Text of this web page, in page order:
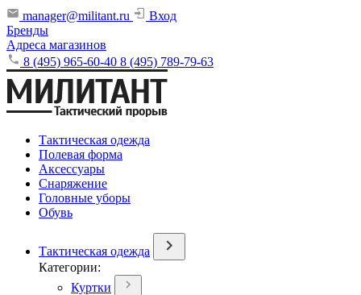
manager@militant.ru
Вход
Бренды
Адреса магазинов
8 (495) 965-60-40 8 (495) 789-79-63
Тактическая одежда
Полевая форма
Аксессуары
Снаряжение
Головные уборы
Обувь
Тактическая одежда
Категории:
Куртки